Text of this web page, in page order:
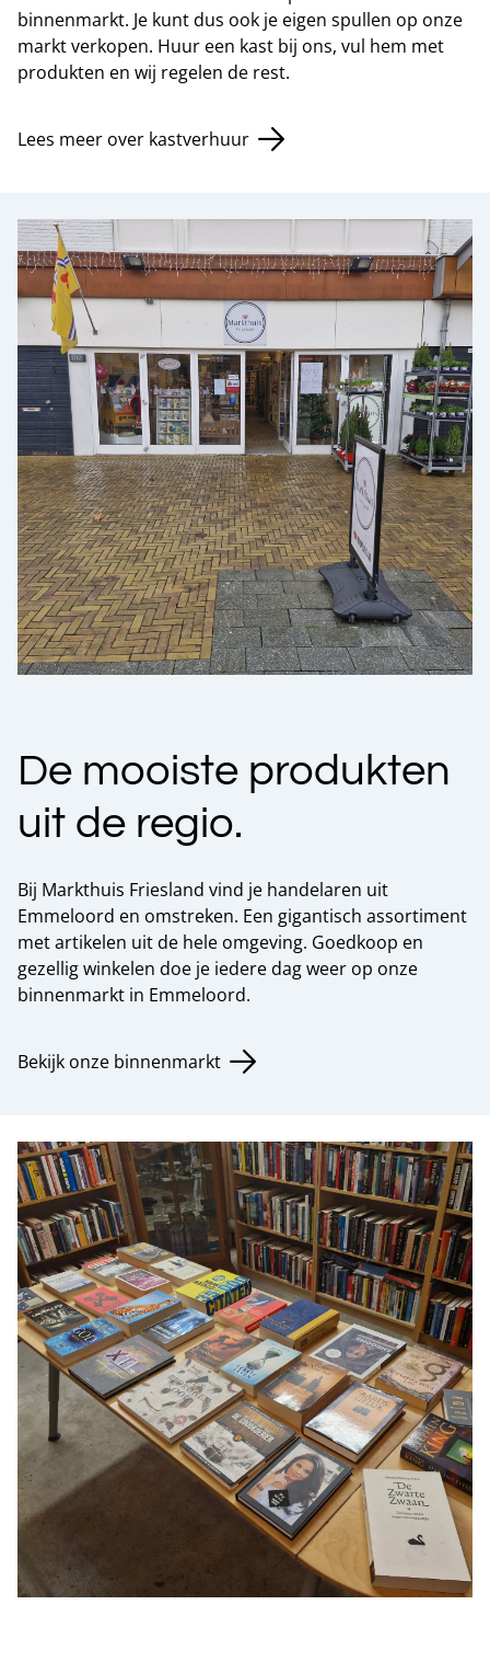
binnenmarkt. Je kunt dus ook je eigen spullen op onze
markt verkopen. Huur een kast bij ons, vul hem met
produkten en wij regelen de rest.
Lees meer over kastverhuur
De mooiste produkten
uit de regio.
Bij Markthuis Friesland vind je handelaren uit
Emmeloord en omstreken. Een gigantisch assortiment
met artikelen uit de hele omgeving. Goedkoop en
gezellig winkelen doe je iedere dag weer op onze
binnenmarkt in Emmeloord.
Bekijk onze binnenmarkt